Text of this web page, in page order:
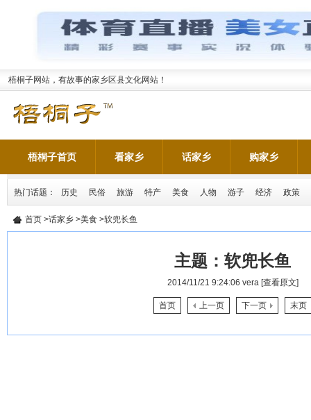
梧桐子网站，有故事的家乡区县文化网站！
梧桐子首页 看家乡 话家乡 购家乡
热门话题： 历史 民俗 旅游 特产 美食 人物 游子 经济 政策
首页 >话家乡 >美食 >软兜长鱼
主题： 软兜长鱼
2014/11/21 9:24:06 vera [查看原文]
首页 上一页 下一页 末页